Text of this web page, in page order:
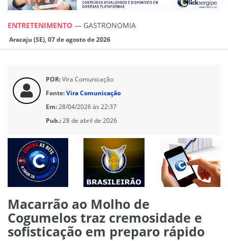
ENTRETENIMENTO — GASTRONOMIA
Aracaju (SE), 07 de agosto de 2026
POR:Vira Comunicação
Fonte:Vira Comunicação
Em:28/04/2026 às 22:37
Pub.:28 de abril de 2026
Macarrão ao Molho de
Cogumelos traz cremosidade e
sofisticação em preparo rápido